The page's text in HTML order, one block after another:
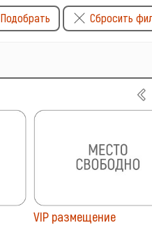
Подобрать Сбросить
VIP размещение